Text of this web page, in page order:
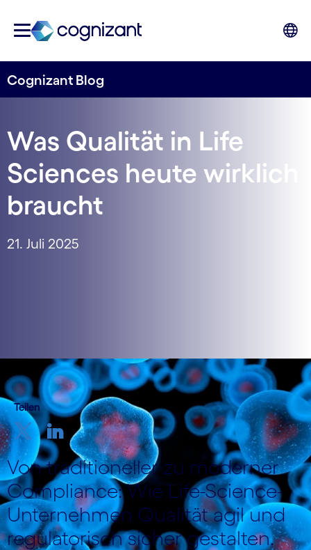
Cognizant Blog
Was Qualität in Life
Sciences heute wirklich
braucht
21. Juli 2025
Teilen
Von traditioneller zu moderner
Compliance: Wie Life-Science-
Unternehmen Qualität agil und
regulatorisch sicher gestalten.